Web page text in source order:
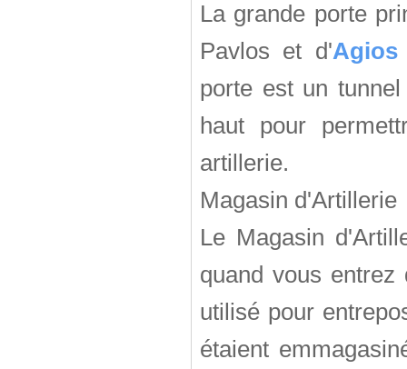
La grande porte
Pavlos et d'Agios
porte est un
haut pour
artillerie.
Magasin d'Artillerie
Le Magasin
quand vous
utilisé pour
étaient